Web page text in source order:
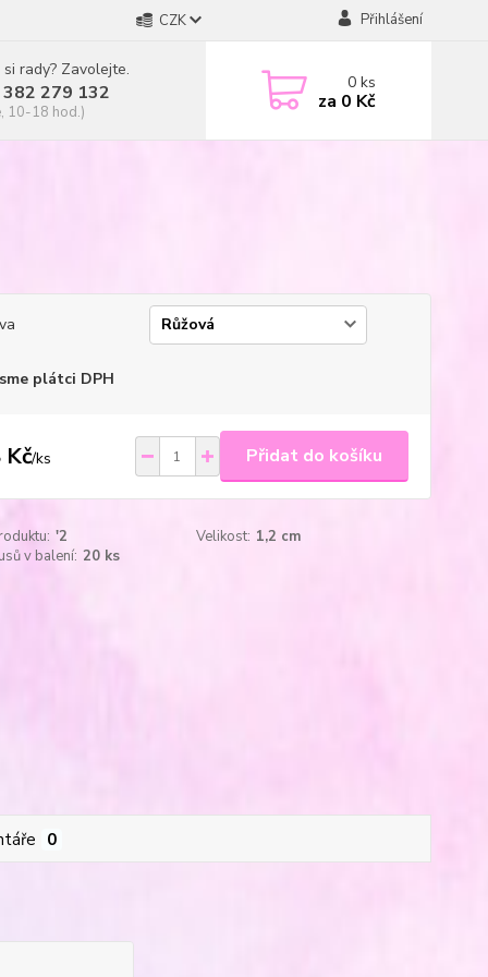
CZK Přihlášení
rady? Zavolejte.
279 132
10-18 hod.)
0ks
za 0 Kč
plátci DPH
Kč/ks Přidat do košíku
'2 Velikost: 1,2 cm
v balení: 20 ks
0